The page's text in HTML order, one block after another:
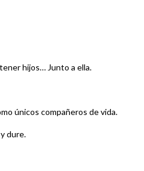
hijos… Junto a ella.
únicos compañeros de vida.
dure.